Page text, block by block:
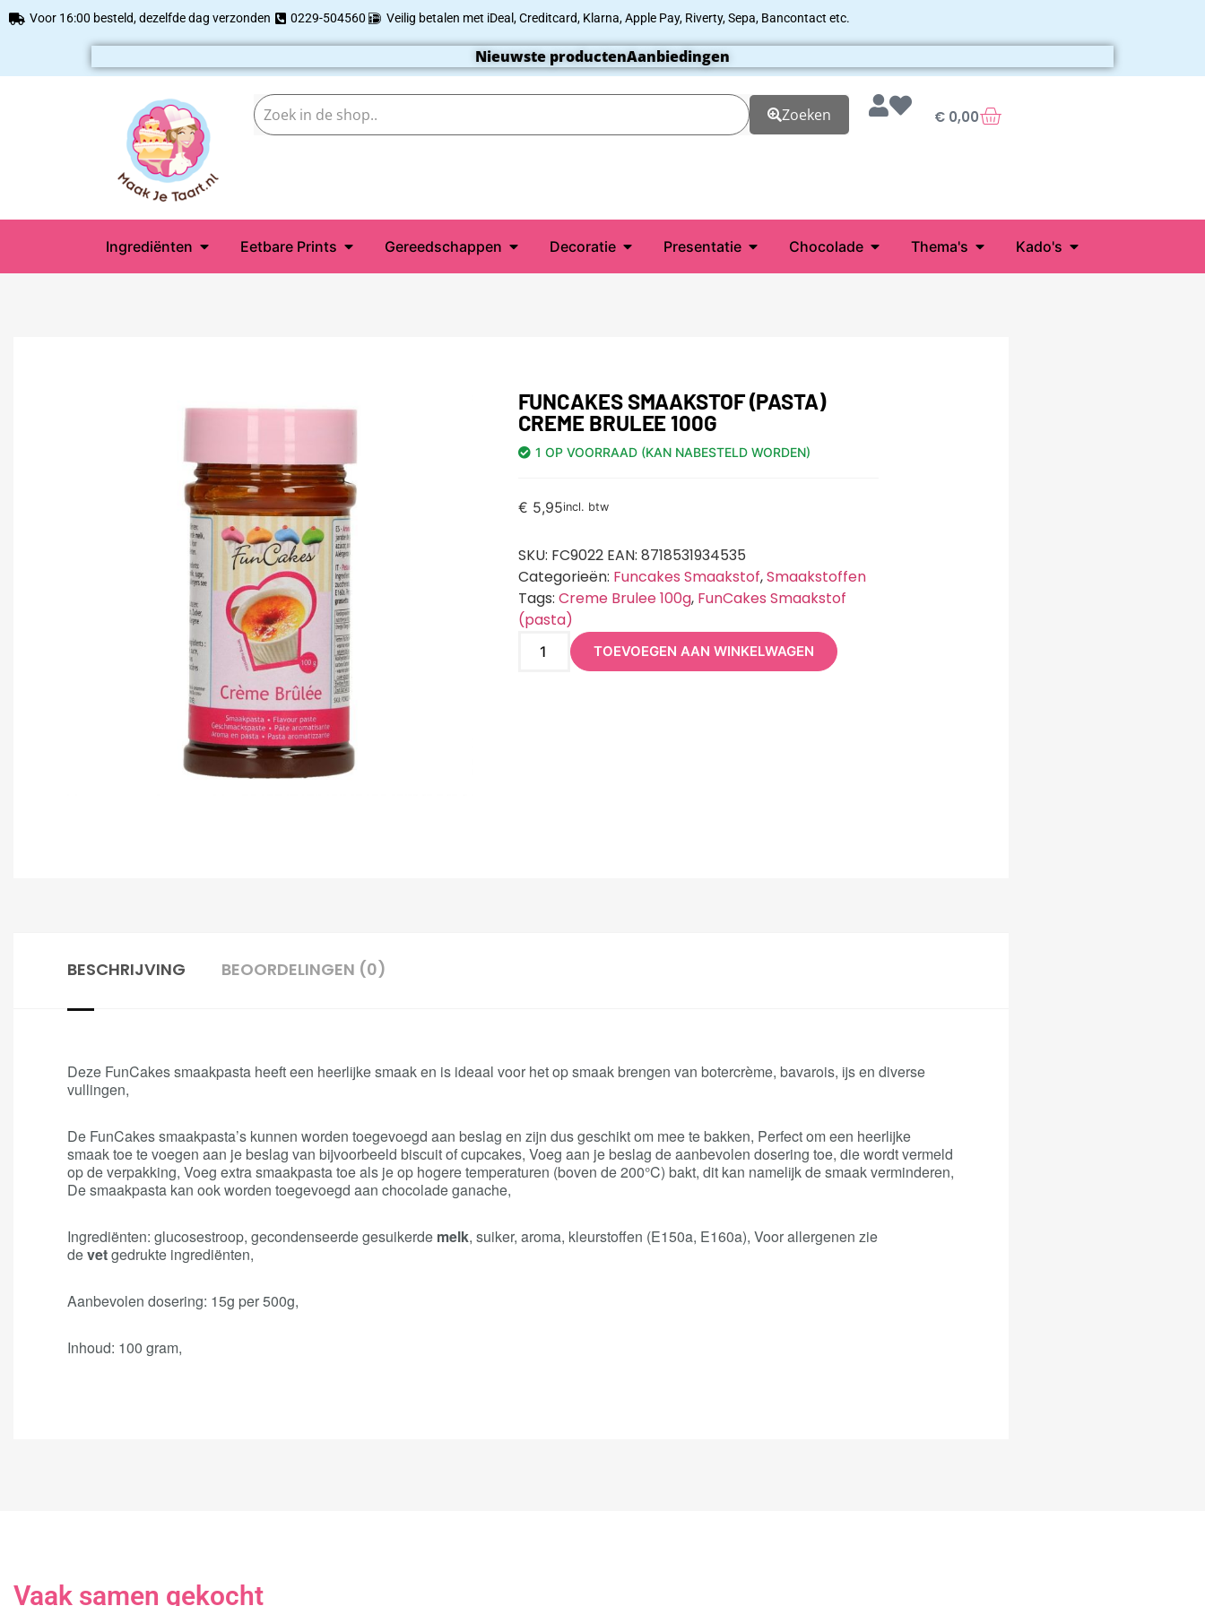
Voor 16:00 besteld, dezelfde dag verzonden 0229-504560 Veilig betalen met iDeal, Creditcard, Klarna, Apple Pay, Riverty, Sepa, Bancontact etc.
Nieuwste productenAanbiedingen
Zoeken € 0,00
Ingrediënten Eetbare Prints Gereedschappen Decoratie Presentatie Chocolade Thema's Kado's
FUNCAKES SMAAKSTOF (PASTA)
CREME BRULEE 100G
1 OP VOORRAAD (KAN NABESTELD WORDEN)
€ 5,95incl. btw
SKU: FC9022 EAN: 8718531934535
Categorieën: Funcakes Smaakstof,Smaakstoffen
Tags: Creme Brulee 100g, FunCakes Smaakstof
(pasta)
TOEVOEGEN AAN WINKELWAGEN
BESCHRIJVING BEOORDELINGEN (0)
Deze FunCakes smaakpasta heeft een heerlijke smaak en is ideaal voor het op smaak brengen van botercrème, bavarois, ijs en diverse
vullingen,
De FunCakes smaakpasta’s kunnen worden toegevoegd aan beslag en zijn dus geschikt om mee te bakken, Perfect om een heerlijke
smaak toe te voegen aan je beslag van bijvoorbeeld biscuit of cupcakes, Voeg aan je beslag de aanbevolen dosering toe, die wordt vermeld
op de verpakking, Voeg extra smaakpasta toe als je op hogere temperaturen (boven de 200°C) bakt, dit kan namelijk de smaak verminderen,
De smaakpasta kan ook worden toegevoegd aan chocolade ganache,
Ingrediënten: glucosestroop, gecondenseerde gesuikerde melk, suiker, aroma, kleurstoffen (E150a, E160a), Voor allergenen zie
devetgedrukte ingrediënten,
Aanbevolen dosering: 15g per 500g,
Inhoud: 100 gram,
Vaak samen gekocht